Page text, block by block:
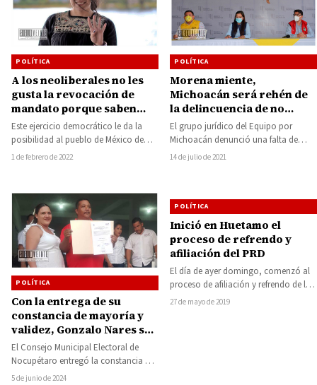
POLÍTICA
A los neoliberales no les
gusta la revocación de
mandato porque saben
que el pueblo se va a
empoderar: Giulianna
Bugarini
Este ejercicio democrático le da la
posibilidad al pueblo de México de
blindarse hacia el futuro y que…
1 de febrero de 2022
POLÍTICA
Morena miente,
Michoacán será rehén de
la delincuencia de no
esclarecer elección:
Equipo por Michoacán
El grupo jurídico del Equipo por
Michoacán denunció una falta de
respuesta por parte de los
14 de julio de 2021
POLÍTICA
Con la entrega de su
constancia de mayoría y
validez, Gonzalo Nares se
convierte en alcalde electo
de Nocupétaro
El Consejo Municipal Electoral de
Nocupétaro entregó la constancia de
mayoría y validez de la elección a
5 de junio de 2024
POLÍTICA
Inició en Huetamo el
proceso de refrendo y
afiliación del PRD
El día de ayer domingo, comenzó al
proceso de afiliación y refrendo de la
militancia del Partido de…
27 de mayo de 2019